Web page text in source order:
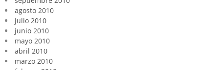
agosto 2010
julio 2010
junio 2010
mayo 2010
abril 2010
marzo 2010